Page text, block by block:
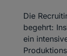
Die
begehrt:
ein